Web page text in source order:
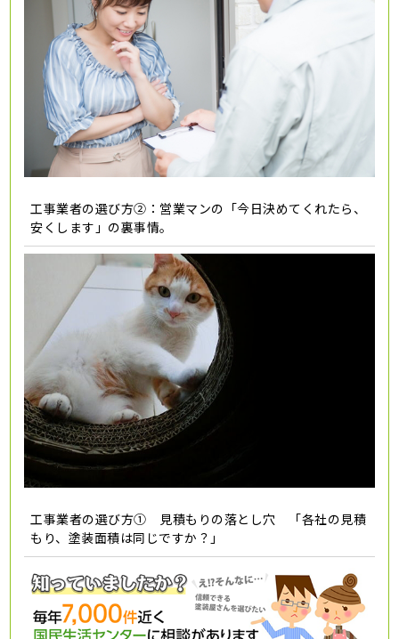
工事業者の選び方②：営業マンの「今日決めてくれたら、
安くします」の裏事情。
工事業者の選び方① 見積もりの落とし穴 「各社の見積
もり、塗装面積は同じですか？」